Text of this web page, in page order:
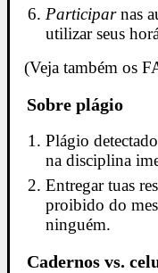
Participarnas
utilizar seus
(Veja também os
Sobre plágio
Plágio
na disciplina
Entregar tuas
proibido do
ninguém.
Cadernos vs.